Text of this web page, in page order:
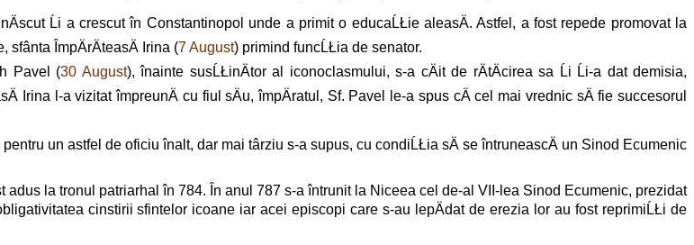
Ĺi a crescut în Constantinopol unde a primit o educaĹŁie aleasÄ. Astfel, a fost repede promovat la
ÎmpÄrÄteasÄ Irina (7 August) primind funcĹŁia de senator.
Pavel (30 August), înainte susĹŁinÄtor al iconoclasmului, s-a cÄit de rÄtÄcirea sa Ĺi Ĺi-a dat demisia,
Irina l-a vizitat împreunÄ cu fiul sÄu, împÄratul, Sf. Pavel le-a spus cÄ cel mai vrednic sÄ fie succesorul
un astfel de oficiu înalt, dar mai târziu s-a supus, cu condiĹŁia sÄ se întruneascÄ un Sinod Ecumenic
la tronul patriarhal în 784. În anul 787 s-a întrunit la Niceea cel de-al VII-lea Sinod Ecumenic, prezidat
cinstirii sfintelor icoane iar acei episcopi care s-au lepÄdat de erezia lor au fost reprimiĹŁi de